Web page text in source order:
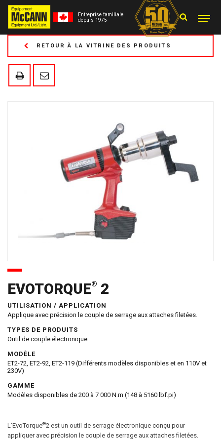
Entreprise familiale
depuis 1975
RETOUR À LA VITRINE DES PRODUITS
EVOTORQUE® 2
UTILISATION / APPLICATION
Applique avec précision le couple de serrage aux attaches filetées.
TYPES DE PRODUITS
Outil de couple électronique
MODÈLE
ET2-72, ET2-92, ET2-119 (Différents modèles disponibles et en 110V et
230V)
GAMME
Modèles disponibles de 200 à 7 000 N.m (148 à 5160 lbf.pi)
L’EvoTorque®2 est un outil de serrage électronique conçu pour
appliquer avec précision le couple de serrage aux attaches filetées.